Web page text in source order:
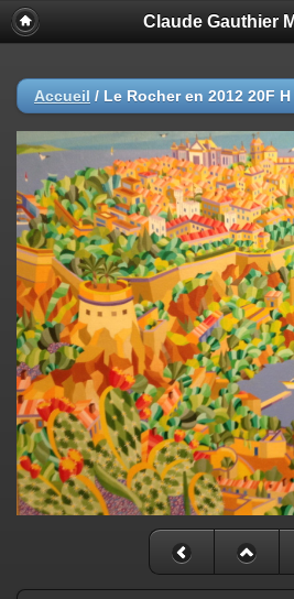
Claude Gauthier
Accueil / Le Rocher en 2012 20F